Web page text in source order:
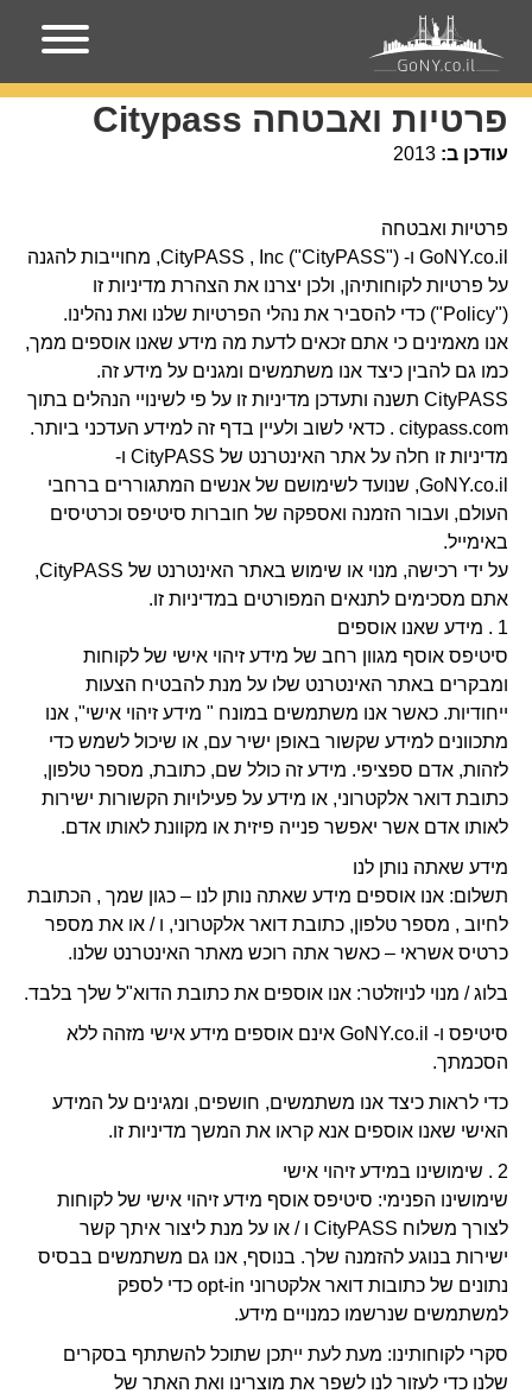
עמוד הבית פרטיות ואבטחה Citypass
פרטיות ואבטחה Citypass
עודכן ב: 2013
פרטיות ואבטחה
GoNY.co.il ו- CityPASS , Inc ("CityPASS"), מחוייבות להגנה
על פרטיות לקוחותיהן, ולכן יצרנו את הצהרת מדיניות זו
("Policy") כדי להסביר את נהלי הפרטיות שלנו ואת נהלינו.
אנו מאמינים כי אתם זכאים לדעת מה מידע שאנו אוספים ממך,
כמו גם להבין כיצד אנו משתמשים ומגנים על מידע זה.
CityPASS תשנה ותעדכן מדיניות זו על פי לשינויי הנהלים בתוך
citypass.com . כדאי לשוב ולעיין בדף זה למידע העדכני ביותר.
מדיניות זו חלה על אתר האינטרנט של CityPASS ו-
GoNY.co.il, שנועד לשימושם של אנשים המתגוררים ברחבי
העולם, ועבור הזמנה ואספקה ​​של חוברות סיטיפס וכרטיסים
באימייל.
על ידי רכישה, מנוי או שימוש באתר האינטרנט של CityPASS,
אתם מסכימים לתנאים המפורטים במדיניות זו.
1 . מידע שאנו אוספים
סיטיפס אוסף מגוון רחב של מידע זיהוי אישי של לקוחות
ומבקרים באתר האינטרנט שלו על מנת להבטיח הצעות
ייחודיות. כאשר אנו משתמשים במונח " מידע זיהוי אישי", אנו
מתכוונים למידע שקשור באופן ישיר עם, או שיכול לשמש כדי
לזהות, אדם ספציפי. מידע זה כולל שם, כתובת, מספר טלפון,
כתובת דואר אלקטרוני, או מידע על פעילויות הקשורות ישירות
לאותו אדם אשר יאפשר פנייה פיזית או מקוונת לאותו אדם.
מידע שאתה נותן לנו
תשלום: אנו אוספים מידע שאתה נותן לנו – כגון שמך , הכתובת
לחיוב , מספר טלפון, כתובת דואר אלקטרוני, ו / או את מספר
כרטיס אשראי – כאשר אתה רוכש מאתר האינטרנט שלנו.
בלוג / מנוי לניוזלטר: אנו אוספים את כתובת הדוא"ל שלך בלבד.
סיטיפס ו- GoNY.co.il אינם אוספים מידע אישי מזהה ללא
הסכמתך.
כדי לראות כיצד אנו משתמשים, חושפים, ומגינים על המידע
האישי שאנו אוספים אנא קראו את המשך מדיניות זו.
2 . שימושינו במידע זיהוי אישי
שימושינו הפנימי: סיטיפס אוסף מידע זיהוי אישי של לקוחות
לצורך משלוח CityPASS ו / או על מנת ליצור איתך קשר
ישירות בנוגע להזמנה שלך. בנוסף, אנו גם משתמשים בבסיס
נתונים של כתובות דואר אלקטרוני opt-in כדי לספק
למשתמשים שנרשמו כמנויים מידע.
סקרי לקוחותינו: מעת לעת ייתכן שתוכל להשתתף בסקרים
שלנו כדי לעזור לנו לשפר את מוצרינו ואת האתר של